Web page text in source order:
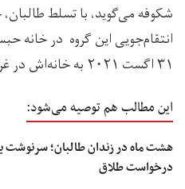
شکوفه می‌گوید، با تسلط
انتقام‌جویی این گروه در خانه
۳۱ اگست ۲۰۲۱ به خانه‌اش در غرب کابل هجوم بردند.
این مطالب هم توصیه می‌شود:
درخواست طلاق